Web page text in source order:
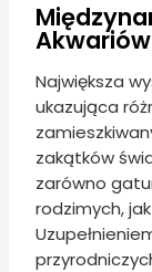
Akwariów
Największa
ukazująca
zakątków
zarówno
rodzimych,